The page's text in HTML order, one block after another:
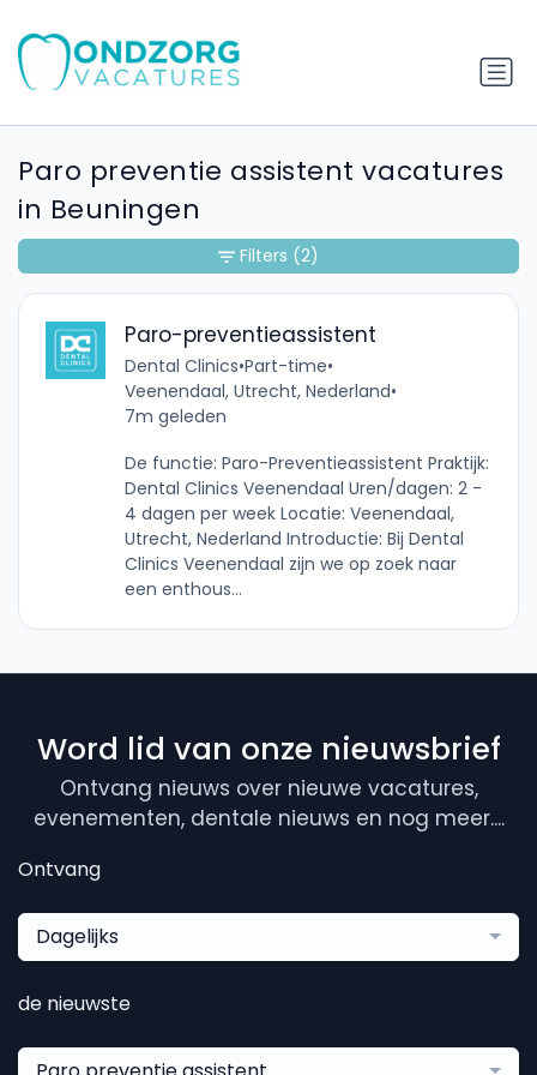
Paro preventie assistent vacatures
in Beuningen
Paro-preventieassistent
Dental Clinics•Part-time•
Veenendaal, Utrecht, Nederland•
7m geleden
De functie: Paro-Preventieassistent Praktijk:
Dental Clinics Veenendaal Uren/dagen: 2 -
4 dagen per week Locatie: Veenendaal,
Utrecht, Nederland Introductie: Bij Dental
Clinics Veenendaal zijn we op zoek naar
een enthous...
Filters (2)
Word lid van onze nieuwsbrief
Ontvang nieuws over nieuwe vacatures,
evenementen, dentale nieuws en nog meer....
Ontvang
Dagelijks
de nieuwste